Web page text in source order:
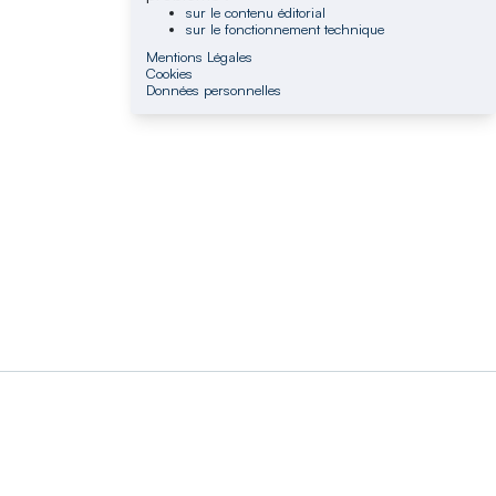
sur le contenu éditorial
sur le fonctionnement technique
Mentions Légales
Cookies
Données personnelles